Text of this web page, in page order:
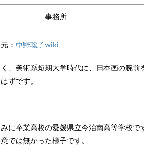
事務所
： 中野聡子wiki
、美術系短期大学時代に、日本画の腕
ずです。
に卒業高校の愛媛県立今治南高等学校で
では無かった様子です。